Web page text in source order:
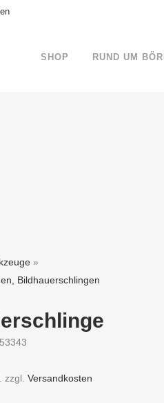
SHOP RUND UM
»
Bildhauerschlingen
53343
zzgl. Versandkosten